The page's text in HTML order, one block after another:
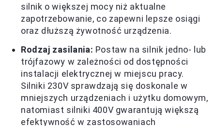
silnik o większej mocy niż aktualne
zapotrzebowanie, co zapewni lepsze osiągi
oraz dłuższą żywotność urządzenia.
Rodzaj zasilania: Postaw na silnik jedno- lub
trójfazowy w zależności od dostępności
instalacji elektrycznej w miejscu pracy.
Silniki 230V sprawdzają się doskonale w
mniejszych urządzeniach i użytku domowym,
natomiast silniki 400V gwarantują większą
efektywność w zastosowaniach